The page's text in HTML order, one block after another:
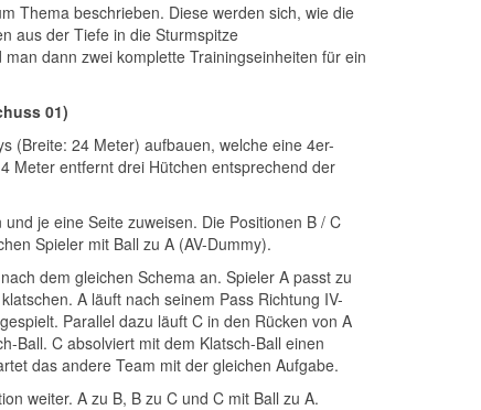
Thema beschrieben. Diese werden sich, wie die
aus der Tiefe in die Sturmspitze
dann zwei komplette Trainingseinheiten für ein
01)
(Breite: 24 Meter) aufbauen, welche eine 4er-
Meter entfernt drei Hütchen entsprechend der
je eine Seite zuweisen. Die Positionen B / C
Spieler mit Ball zu A (AV-Dummy).
dem gleichen Schema an. Spieler A passt zu
A läuft nach seinem Pass Richtung IV-
Parallel dazu läuft C in den Rücken von A
Ball. C absolviert mit dem Klatsch-Ball einen
das andere Team mit der gleichen Aufgabe.
weiter. A zu B, B zu C und C mit Ball zu A.